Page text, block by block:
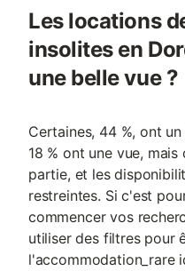
Les locations
insolites en
une belle vue ?
Certaines, 44 %, ont
18 % ont une vue,
partie, et les
restreintes. Si c'est
commencer vos
utiliser des filtres pour
l'accommodation_rare